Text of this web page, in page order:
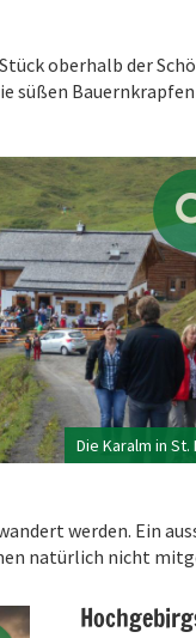
oberhalb der
süßen
Die Karalm in St.
werden. Ein
natürlich nicht